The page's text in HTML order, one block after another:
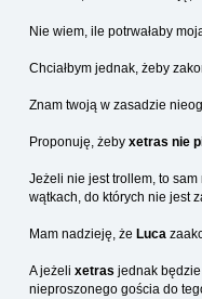
Nie wiem, ile potrwałaby
Chciałbym jednak, żeby
Znam twoją w zasadzie
Proponuję, żeby xetras nie
Jeżeli nie jest trollem, to
wątkach, do których nie jest
Mam nadzieję, że Luca
A jeżeli xetras jednak będzie
nieproszonego gościa do